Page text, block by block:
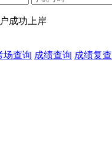
成功上岸
场查询 成绩查询 成绩复查